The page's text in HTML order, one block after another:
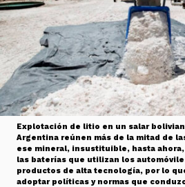
Explotación de litio en un salar
Argentina reúnen más de la mitad de
ese mineral, insustituible, hasta
las baterías que utilizan los
productos de alta tecnología, por lo
adoptar políticas y normas que